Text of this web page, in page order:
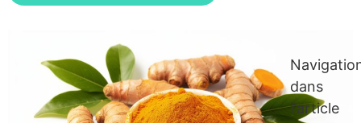
dans
l'article